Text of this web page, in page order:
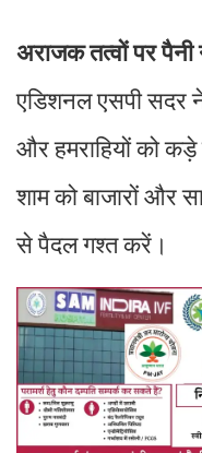
अराजक तत्वों पर
एडिशनल एसपी सदर
और हमराहियों को कड़े
शाम को बाजारों और
से पैदल गश्त करें।